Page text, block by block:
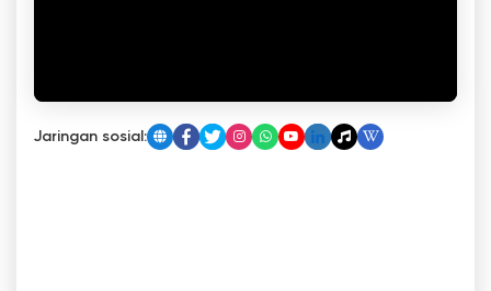
Jaringan sosial: